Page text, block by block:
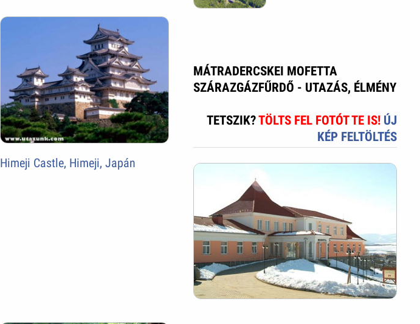
Himeji Castle, Himeji, Japán
MÁTRADERCSKEI MOFETTA
SZÁRAZGÁZFŰRDŐ - UTAZÁS, ÉLMÉNY
TETSZIK?TÖLTS FEL FOTÓT TE IS! ÚJ
KÉP FELTÖLTÉS